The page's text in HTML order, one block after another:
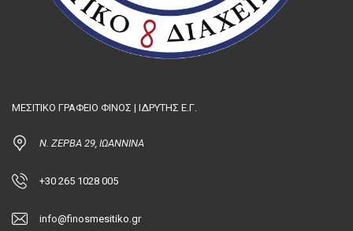
ΜΕΣΙΤΙΚΟ ΓΡΑΦΕΙΟ ΦΙΝΟΣ | ΙΔΡΥΤΗΣ Ε.Γ.
Ν. ΖΕΡΒΑ 29, ΙΩΑΝΝΙΝΑ
+30 265 1028 005
info@finosmesitiko.gr